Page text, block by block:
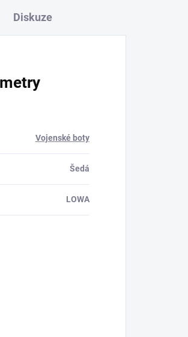
Diskuze
Vojenské boty
Šedá
LOWA